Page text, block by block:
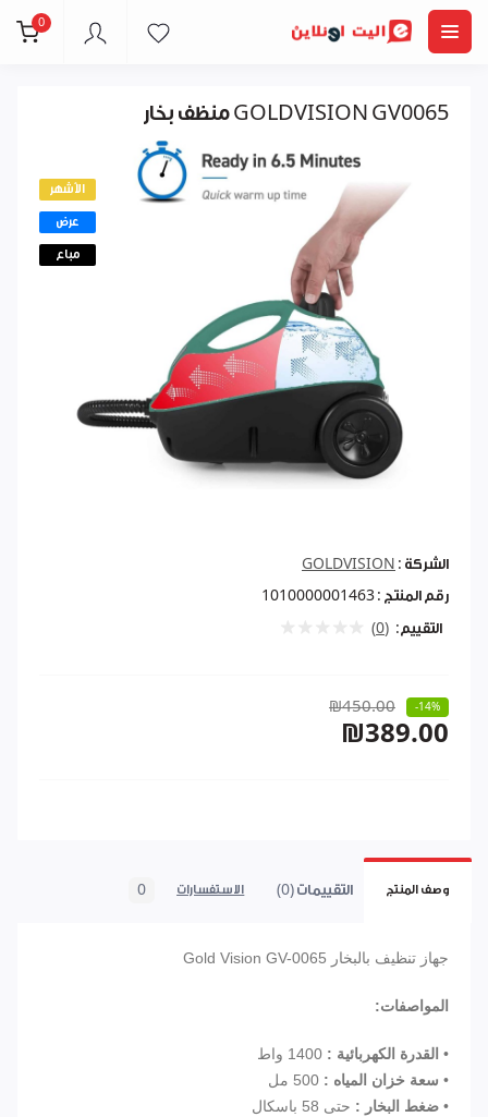
0
منظف بخار GOLDVISION GV0065
الأشهر
عرض
مباع
الشركة : GOLDVISION
رقم المنتج : 1010000001463
التقييم: (0)
₪450.00 -14%
₪389.00
وصف المنتج التقييمات (0) الاستفسارات 0
جهاز تنظيف بالبخار Gold Vision GV-0065
المواصفات:
• القدرة الكهربائية :
• سعة خزان المياه :
• ضغط البخار : حتى 58 باسكال